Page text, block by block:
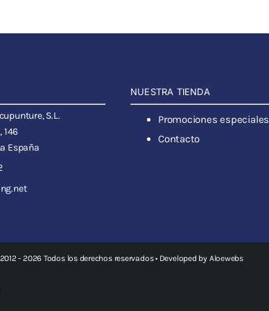
S.L.
146
España
NUESTRA TIENDA
Promociones especiales
Contacto
- 2026 Todos los derechos reservados • Developed by Aloewebs